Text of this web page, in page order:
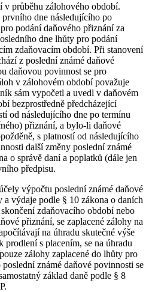
v průběhu zálohového období.
dne následujícího po
podání daňového přiznání za
dne lhůty pro podání
zdaňovacím období. Při stanovení
z poslední známé daňové
daňovou povinnost se pro
v zálohovém období považuje
sám vypočetl a uvedl v daňovém
bezprostředně předcházející
od následujícího dne po termínu
přiznání, a bylo-li daňové
s platností od následujícího
další změny poslední známé
o správě daní a poplatků (dále jen
předpisu.
výpočtu poslední známé daňové
výdaje podle § 10 zákona o daních
zdaňovacího období nebo
přiznání, se zaplacené zálohy na
na úhradu skutečné výše
prodlení s placením, se na úhradu
zálohy zaplacené do lhůty pro
známé daňové povinnosti se
základ daně podle § 8